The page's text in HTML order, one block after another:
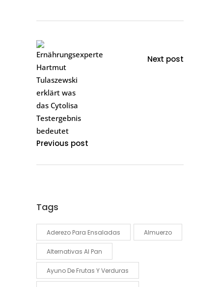
Previous post
Next post
Tags
Aderezo Para Ensaladas Almuerzo
Alternativas Al Pan
Ayuno De Frutas Y Verduras